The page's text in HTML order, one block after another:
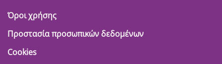
Όροι χρήσης
Προστασία προσωπικών δεδομένων
Cookies